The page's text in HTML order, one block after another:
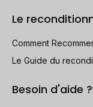
Le
Comment
Le Guide du
Besoin d'aide ?